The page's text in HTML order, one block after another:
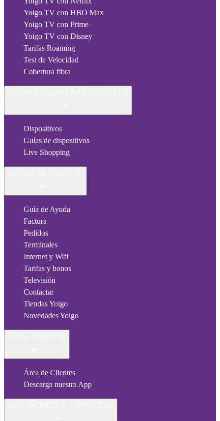
Yoigo TV con HBO Max
Yoigo TV con Prime
Yoigo TV con Disney
Tarifas Roaming
Test de Velocidad
Cobertura fibra
Dispositivos
Guías de dispositivos
Live Shopping
Guía de Ayuda
Factura
Pedidos
Terminales
Internet y Wifi
Tarifas y bonos
Televisión
Contactar
Tiendas Yoigo
Novedades Yoigo
Área de Clientes
Descarga nuestra App